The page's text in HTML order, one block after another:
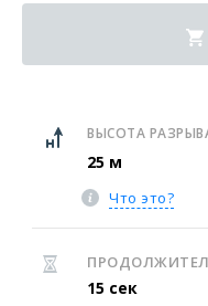
ВЫСОТА
25 м
Что это?
15 сек